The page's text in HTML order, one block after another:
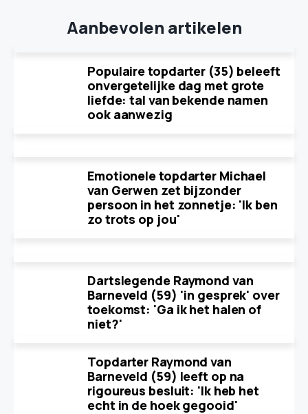
Aanbevolen artikelen
Populaire topdarter (35) beleeft
onvergetelijke dag met grote
liefde: tal van bekende namen
ook aanwezig
Emotionele topdarter Michael
van Gerwen zet bijzonder
persoon in het zonnetje: 'Ik ben
zo trots op jou'
Dartslegende Raymond van
Barneveld (59) 'in gesprek' over
toekomst: 'Ga ik het halen of
niet?'
Topdarter Raymond van
Barneveld (59) leeft op na
rigoureus besluit: 'Ik heb het
echt in de hoek gegooid'